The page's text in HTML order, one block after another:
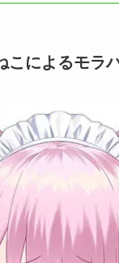
によるモラ